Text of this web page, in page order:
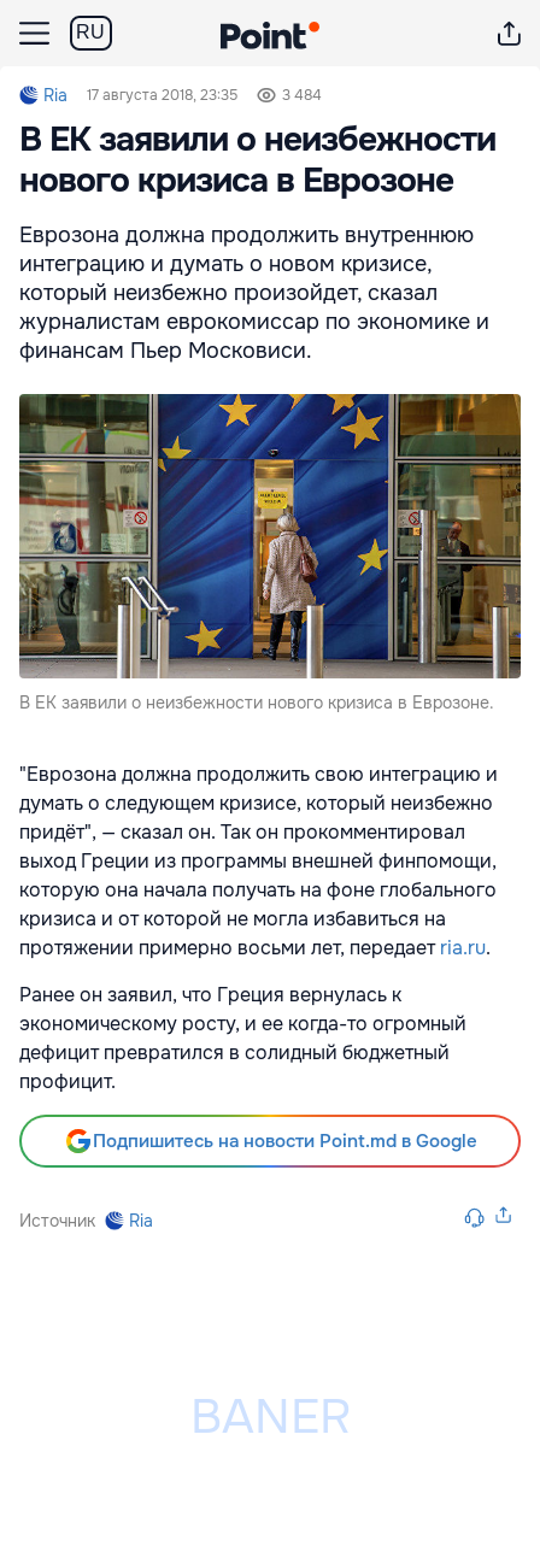
RU
Ria 17 августа 2018, 23:35 3 484
В ЕК заявили о неизбежности
нового кризиса в Еврозоне
Еврозона должна продолжить внутреннюю
интеграцию и думать о новом кризисе,
который неизбежно произойдет, сказал
журналистам еврокомиссар по экономике и
финансам Пьер Московиси.
В ЕК заявили о неизбежности нового кризиса в Еврозоне.
"Еврозона должна продолжить свою интеграцию и
думать о следующем кризисе, который неизбежно
придёт", — сказал он. Так он прокомментировал
выход Греции из программы внешней финпомощи,
которую она начала получать на фоне глобального
кризиса и от которой не могла избавиться на
протяжении примерно восьми лет, передаетria.ru.
Ранее он заявил, что Греция вернулась к
экономическому росту, и ее когда-то огромный
дефицит превратился в солидный бюджетный
профицит.
Подпишитесь на новости Point.md в Google
Источник Ria